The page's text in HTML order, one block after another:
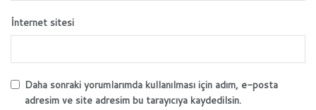
İnternet sitesi
Daha sonraki yorumlarımda kullanılması için adım, e-posta
adresim ve site adresim bu tarayıcıya kaydedilsin.